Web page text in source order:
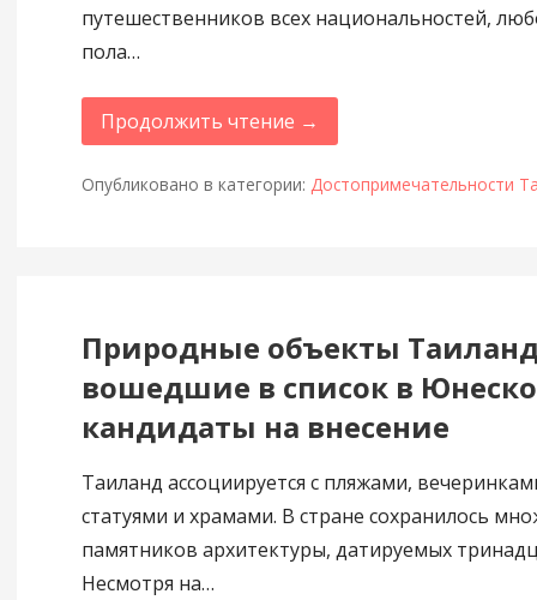
путешественников всех национальностей,
пола…
Продолжить чтение →
Опубликовано в категории: Достопримечательности
Природные объекты
вошедшие в список в
кандидаты на внесение
Таиланд ассоциируется с пляжами,
статуями и храмами. В стране сохранилось
памятников архитектуры, датируемых
Несмотря на…